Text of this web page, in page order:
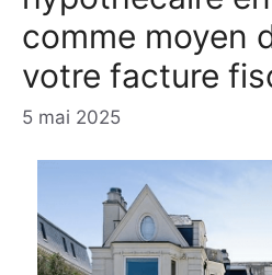
comme moyen
votre facture
5 mai 2025